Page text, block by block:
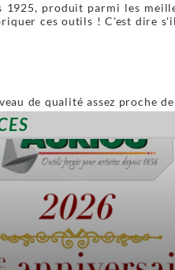
1925, produit parmi les
ces outils ! C'est dire
de qualité assez proche